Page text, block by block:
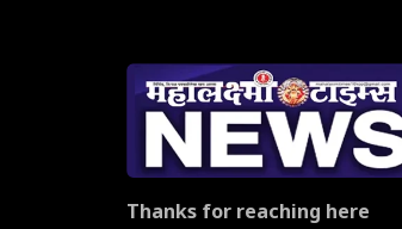
Thanks for reaching here